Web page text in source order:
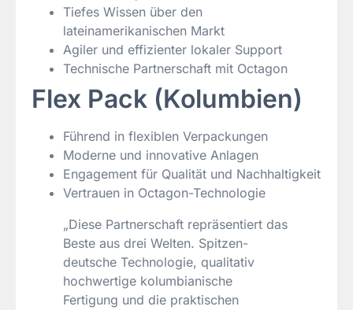
Tiefes Wissen über den
lateinamerikanischen Markt
Agiler und effizienter lokaler Support
Technische Partnerschaft mit Octagon
Flex Pack (Kolumbien)
Führend in flexiblen Verpackungen
Moderne und innovative Anlagen
Engagement für Qualität und Nachhaltigkeit
Vertrauen in Octagon-Technologie
„Diese Partnerschaft repräsentiert das
Beste aus drei Welten. Spitzen-
deutsche Technologie, qualitativ
hochwertige kolumbianische
Fertigung und die praktischen